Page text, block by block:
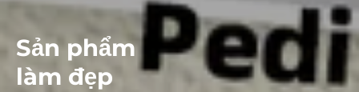
Sản phẩm
làm đẹp